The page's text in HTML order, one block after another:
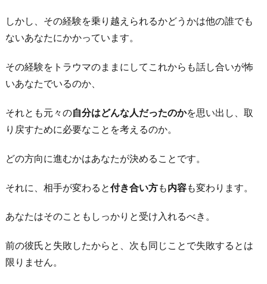
しかし、その経験を乗り越えられるかどうかは他の誰でも
ないあなたにかかっています。
その経験をトラウマのままにしてこれからも話し合いが怖
いあなたでいるのか、
それとも元々の自分はどんな人だったのかを思い出し、取
り戻すために必要なことを考えるのか。
どの方向に進むかはあなたが決めることです。
それに、相手が変わると付き合い方も内容も変わります。
あなたはそのこともしっかりと受け入れるべき。
前の彼氏と失敗したからと、次も同じことで失敗するとは
限りません。